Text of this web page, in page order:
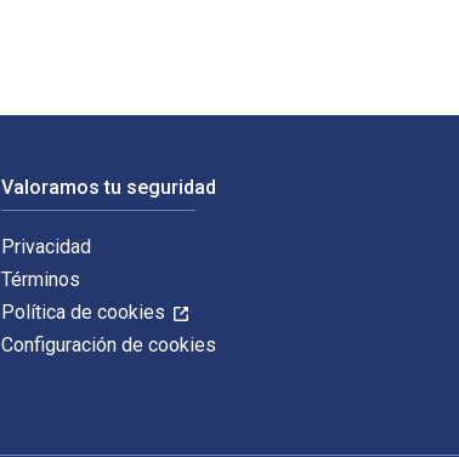
Valoramos tu seguridad
Privacidad
Términos
Política de cookies
Configuración de cookies